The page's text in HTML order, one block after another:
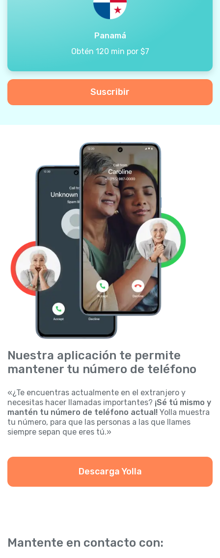
Panamá
Obtén 120 min por $7
Suscribir
Nuestra aplicación te permite
mantener tu número de teléfono
«¿Te encuentras actualmente en el extranjero y
necesitas hacer llamadas importantes? ¡Sé tú mismo y
mantén tu número de teléfono actual! Yolla muestra
tu número, para que las personas a las que llames
siempre sepan que eres tú.»
Descarga Yolla
Mantente en contacto con: